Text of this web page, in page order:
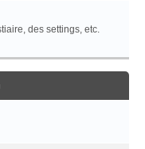
des settings, etc.